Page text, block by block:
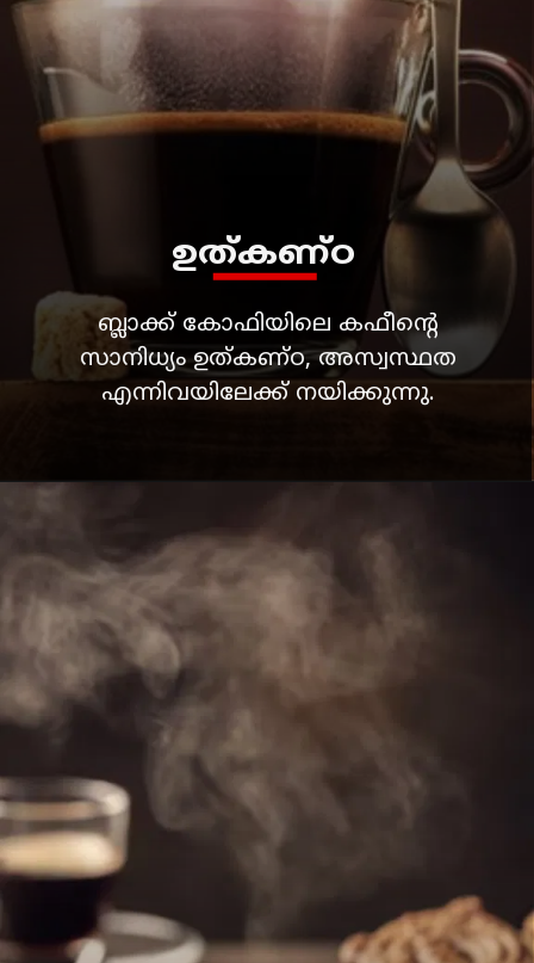
ബ്ലാക്ക് കോഫിയിലെ കഫീൻ്റെ
സാനിധ്യം ഉത്കണ്ഠ, അസ്വസ്ഥത
ഉത്കണ്ഠ